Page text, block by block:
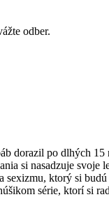
odber.
dorazil po dlhých
si nasadzuje svoje
sexizmu, ktorý si
série, ktorí si